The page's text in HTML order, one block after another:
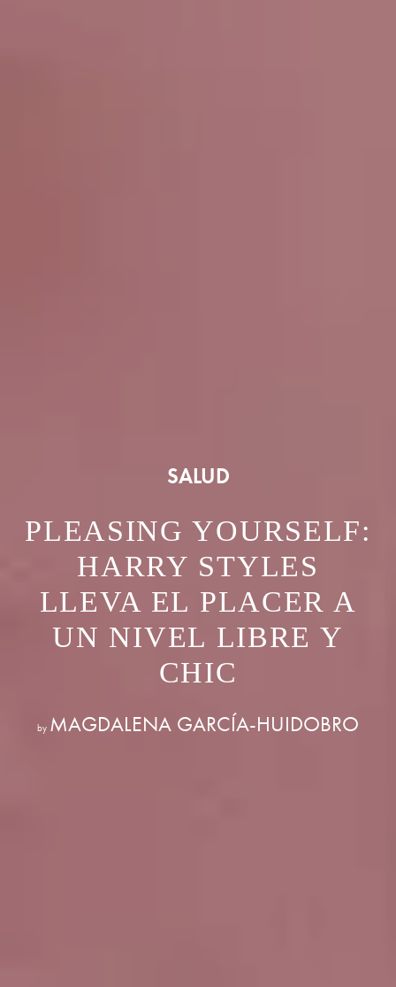
SALUD
PLEASING YOURSELF:
HARRY STYLES
LLEVA EL PLACER A
UN NIVEL LIBRE Y
CHIC
by MAGDALENA GARCÍA-HUIDOBRO